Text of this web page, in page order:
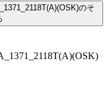
のそ